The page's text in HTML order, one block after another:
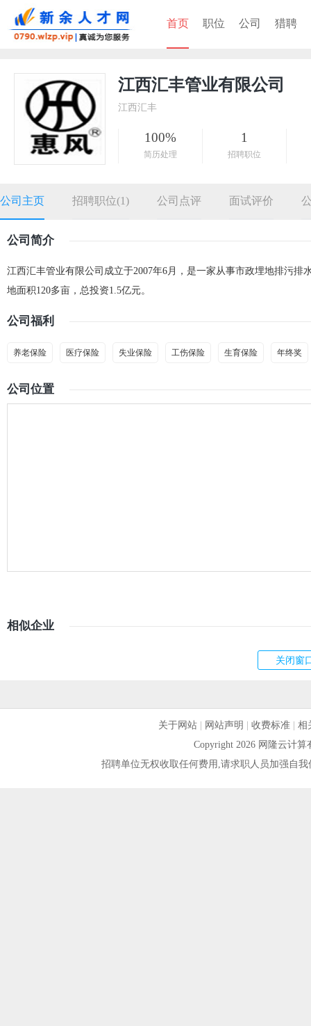
首页 职位 公司 猎聘
江西汇丰管业有限公司
江西汇丰
100%
简历处理
1
招聘职位
公司主页 招聘职位(1) 公司点评 面试评价
公司简介
江西汇丰管业有限公司成立于2007年6月，是一家从事市政埋地排污
地面积120多亩，总投资1.5亿元。
公司福利
养老保险 医疗保险 失业保险 工伤保险 生育保险 年终奖
公司位置
相似企业
关于网站| 网站声明 收费标准| 相
Copyright 2026 网隆云计
招聘单位无权收取任何费用,请求职人员加强自